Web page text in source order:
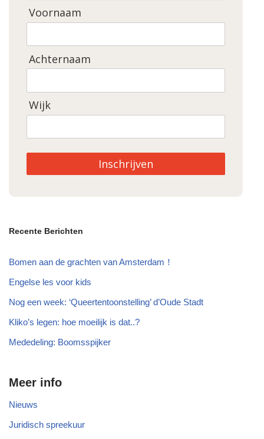
Voornaam
Achternaam
Wijk
Inschrijven
Recente Berichten
Bomen aan de grachten van Amsterdam！
Engelse les voor kids
Nog een week: ‘Queertentoonstelling’ d’Oude Stadt
Kliko’s legen: hoe moeilijk is dat..?
Mededeling: Boomsspijker
Meer info
Nieuws
Juridisch spreekuur